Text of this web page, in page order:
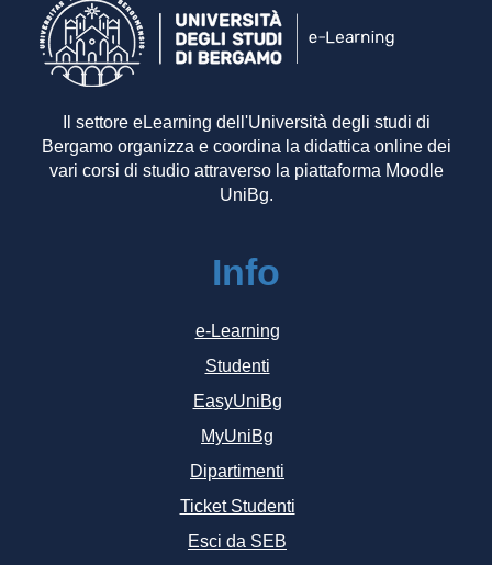
Il settore eLearning dell'Università degli studi di
Bergamo organizza e coordina la didattica online dei
vari corsi di studio attraverso la piattaforma Moodle
UniBg.
Info
e-Learning
Studenti
EasyUniBg
MyUniBg
Dipartimenti
Ticket Studenti
Esci da SEB